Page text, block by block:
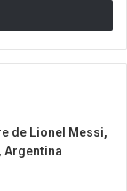
de Lionel Messi,
Argentina